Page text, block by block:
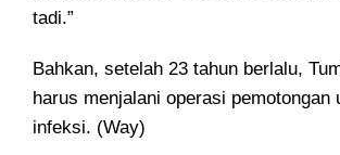
tadi.”
Bahkan, setelah 23 tahun berlalu,
harus menjalani operasi pemotongan
infeksi. (Way)